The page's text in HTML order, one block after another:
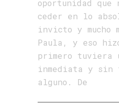
oportunidad que
ceder en lo
invicto y mucho
Paula, y eso
primero tuviera
inmediata y sin
alguno. De